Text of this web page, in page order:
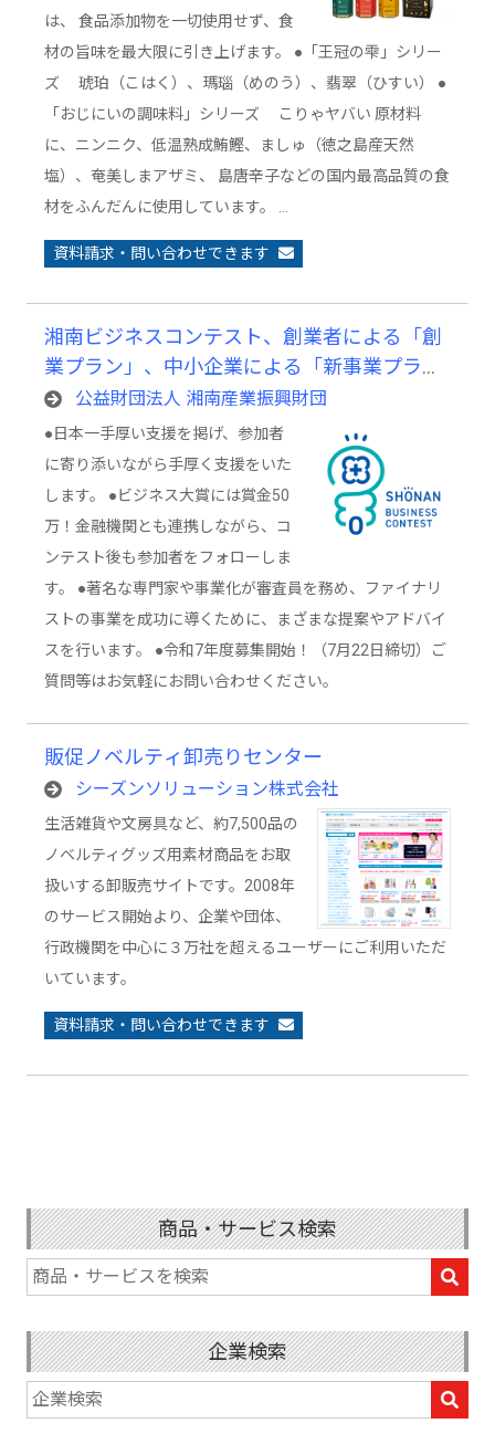
は、 食品添加物を一切使用せず、食
材の旨味を最大限に引き上げます。 ●「王冠の雫」シリー
ズ 琥珀（こはく）、瑪瑙（めのう）、翡翠（ひすい） ●
「おじにいの調味料」シリーズ こりゃヤバい 原材料
に、ニンニク、低温熟成鮪鰹、ましゅ（徳之島産天然
塩）、奄美しまアザミ、 島唐辛子などの国内最高品質の食
材をふんだんに使用しています。 …
資料請求・問い合わせできます
湘南ビジネスコンテスト、創業者による「創
業プラン」、中小企業による「新事業プラ
ン」を発表するビジネスコンテスト
公益財団法人 湘南産業振興財団
●日本一手厚い支援を掲げ、参加者
に寄り添いながら手厚く支援をいた
します。 ●ビジネス大賞には賞金50
万！金融機関とも連携しながら、コ
ンテスト後も参加者をフォローしま
す。 ●著名な専門家や事業化が審査員を務め、ファイナリ
ストの事業を成功に導くために、まざまな提案やアドバイ
スを行います。 ●令和7年度募集開始！（7月22日締切）ご
質問等はお気軽にお問い合わせください。
販促ノベルティ卸売りセンター
シーズンソリューション株式会社
生活雑貨や文房具など、約7,500品の
ノベルティグッズ用素材商品をお取
扱いする卸販売サイトです。2008年
のサービス開始より、企業や団体、
行政機関を中心に３万社を超えるユーザーにご利用いただ
いています。
資料請求・問い合わせできます
商品・サービス検索
企業検索